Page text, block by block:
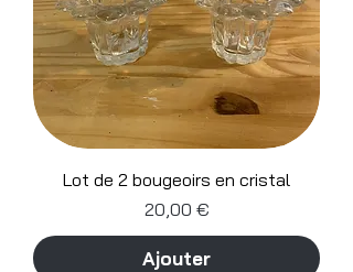
Lot de 2 bougeoirs en cristal
Prix
20,00 €
Ajouter